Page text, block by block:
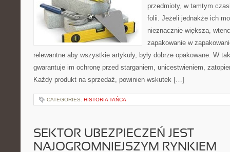
przedmioty, w tamtym
folii. Jeżeli jednakże ich
nieznacznie większa,
zapakowanie w
relewantne aby wszystkie artykuły, były dobrze opakowane. W
gwarantuje im ochronę przed starganiem, unicestwieniem,
Każdy produkt na sprzedaż, powinien wskutek […]
CATEGORIES: HISTORIA TAŃCA
SEKTOR UBEZPIECZEŃ JEST
NAJOGROMNIEJSZYM RYNKIEM